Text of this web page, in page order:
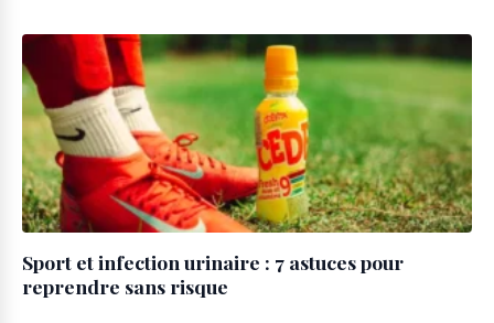
Sport et infection urinaire : 7 astuces pour
reprendre sans risque